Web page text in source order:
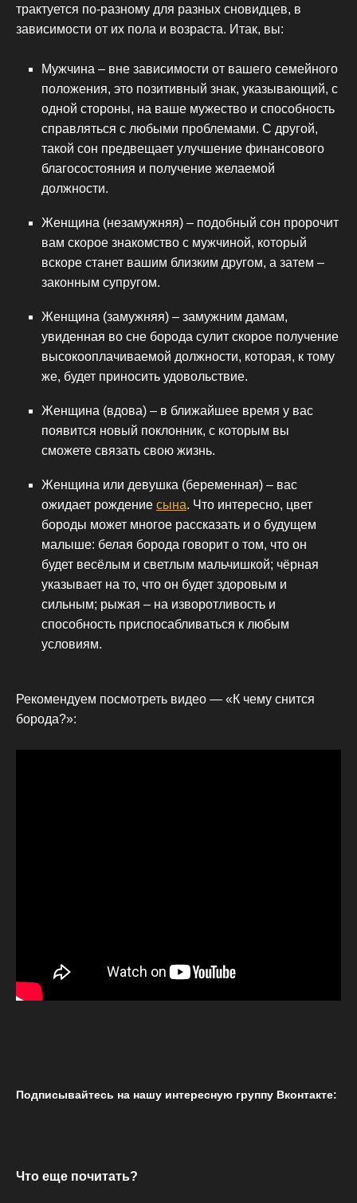
трактуется по-разному для разных сновидцев, в
зависимости от их пола и возраста. Итак, вы:
Мужчина – вне зависимости от вашего семейного
положения, это позитивный знак, указывающий, с
одной стороны, на ваше мужество и способность
справляться с любыми проблемами. С другой,
такой сон предвещает улучшение финансового
благосостояния и получение желаемой
должности.
Женщина (незамужняя) – подобный сон пророчит
вам скорое знакомство с мужчиной, который
вскоре станет вашим близким другом, а затем –
законным супругом.
Женщина (замужняя) – замужним дамам,
увиденная во сне борода сулит скорое получение
высокооплачиваемой должности, которая, к тому
же, будет приносить удовольствие.
Женщина (вдова) – в ближайшее время у вас
появится новый поклонник, с которым вы
сможете связать свою жизнь.
Женщина или девушка (беременная) – вас
ожидает рождение сына. Что интересно, цвет
бороды может многое рассказать и о будущем
малыше: белая борода говорит о том, что он
будет весёлым и светлым мальчишкой; чёрная
указывает на то, что он будет здоровым и
сильным; рыжая – на изворотливость и
способность приспосабливаться к любым
условиям.
Рекомендуем посмотреть видео — «К чему снится
борода?»:
Подписывайтесь на нашу интересную группу Вконтакте:
Что еще почитать?